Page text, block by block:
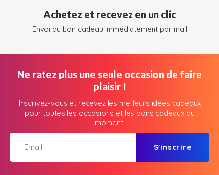
Achetez et recevez en un clic
Envoi du bon cadeau immédiatement par mail
Ne ratez plus une seule occasion de faire
plaisir !
Inscrivez-vous et recevez les meilleurs idées cadeaux
pour toutes les occasions et les bons cadeaux du
moment.
S'inscrire